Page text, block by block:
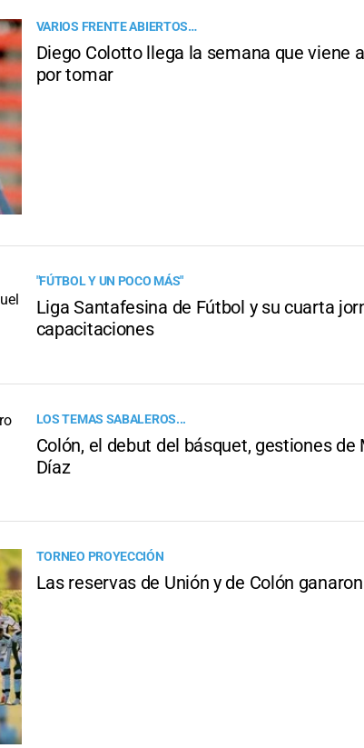
VARIOS FRENTE ABIERTOS…
Diego Colotto llega la semana que viene
por tomar
"FÚTBOL Y UN POCO MÁS"
Liga Santafesina de Fútbol y su cuarta
capacitaciones
LOS TEMAS SABALEROS...
Colón, el debut del básquet, gestiones
Díaz
TORNEO PROYECCIÓN
Las reservas de Unión y de Colón